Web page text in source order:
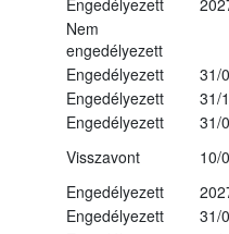
Engedélyezett
Nem
engedélyezett
Engedélyezett
31/
Engedélyezett
31/
Engedélyezett
31/
Visszavont
10/
Engedélyezett
Engedélyezett
31/